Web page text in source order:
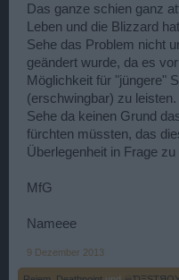
Das ganze schien ganz
Leben und die Blizzard
Sehe das Problem nicht
geändert wurde, da es
Möglichkeit für "jüngere"
(erschwingbar) zu leisten.
Sehe da keinen Grund
fürchten müssten, das
Überlegenheit in Frage zu
MfG
Nameee
9 Dezember 2013